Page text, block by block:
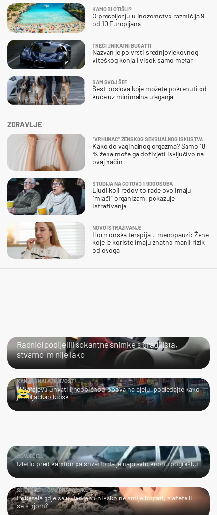
ZDRAVLJE
"VRHUNAC" ŽENSKOG SEKSUALNOG ISKUSTVA
Kako do vaginalnog orgazma? Samo 18
% žena može ga doživjeti isključivo na
ovaj način
STUDIJA NA GOTOVO 1.900 OSOBA
Ljudi koji redovito rade ovo imaju
“mlađi” organizam, pokazuje
istraživanje
NOVO ISTRAŽIVANJE
Hormonska terapija u menopauzi: Žene
koje je koriste imaju znatno manji rizik
od ovoga
KAMO BI OTIŠLI?
O preseljenju u inozemstvo razmišlja 9
od 10 Europljana
TREĆI UNIKATNI BUGATTI
Nazvan je po vrsti srednjovjekovnog
viteškog konja i visok samo metar
SAM SVOJ ŠEF
Šest poslova koje možete pokrenuti od
kuće uz minimalna ulaganja
NIJE IM LAKO
Radnici podijelili šokantne snimke s gradilišta,
stvarno im nije lako
KAKVA SNALAŽLJIVOST!
U Sarajevu uhvatili neobičnog lopova na djelu, pogledajte kako
je opljačkao kiosk
ČOVJEČE...
Izletio pred kamion pa shvatio da je napravio kobnu pogrešku
SLIJEDITE LI OVU PREPORUKU?
Pokazala gdje se u Jadranu nikako ne smije kupati, slažete li
se s njom?